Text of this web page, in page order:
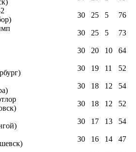
30 25 5 76
30 25 5 73
30 20 10 64
30 19 11 52
30 18 12 54
30 18 12 52
30 17 13 54
30 16 14 47